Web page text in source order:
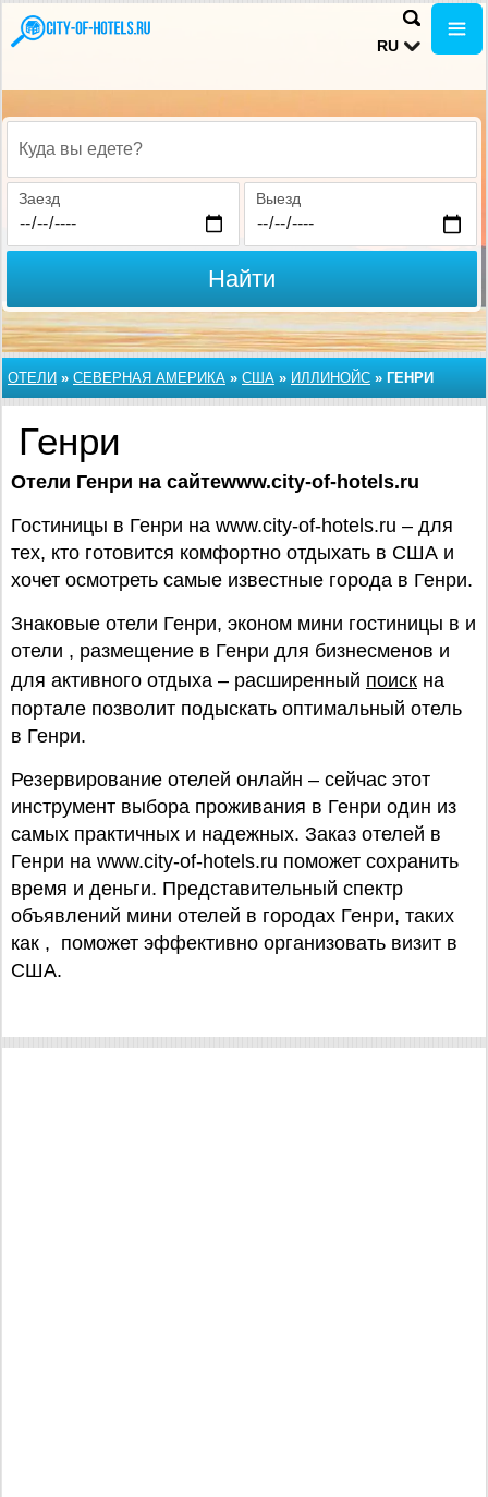
RU
Куда вы едете?
Заезд Выезд
Найти
ОТЕЛИ » СЕВЕРНАЯ АМЕРИКА » США » ИЛЛИНОЙС » ГЕНРИ
Генри
Отели Генри на сайтеwww.city-of-hotels.ru
Гостиницы в Генри на www.city-of-hotels.ru – для
тех, кто готовится комфортно отдыхать в США и
хочет осмотреть самые известные города в Генри.
Знаковые отели Генри, эконом мини гостиницы в и
отели , размещение в Генри для бизнесменов и
для активного отдыха – расширенный поиск на
портале позволит подыскать оптимальный отель
в Генри.
Резервирование отелей онлайн – сейчас этот
инструмент выбора проживания в Генри один из
самых практичных и надежных. Заказ отелей в
Генри на www.city-of-hotels.ru поможет сохранить
время и деньги. Представительный спектр
объявлений мини отелей в городах Генри, таких
как , поможет эффективно организовать визит в
США.